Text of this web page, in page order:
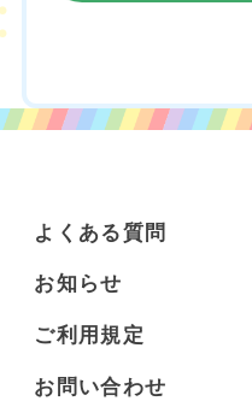
よくある質問
お知らせ
ご利用規定
お問い合わせ